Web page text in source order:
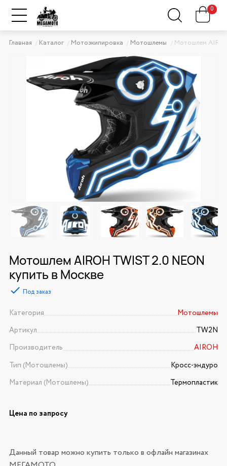
0
Главная Каталог Мотоэкипировка Мотошлемы Мотошлем
Мотошлем AIROH TWIST 2.0 NEON
купить в Москве
Под заказ
Категория
Мотошлемы
Артикул
TW2N
Производитель
AIROH
Тип (Мотошлемы)
Кросс-эндуро
Материал (Мотошлемы)
Термопластик
Цена по запросу
Данный товар можно купить только в офлайн магазинах